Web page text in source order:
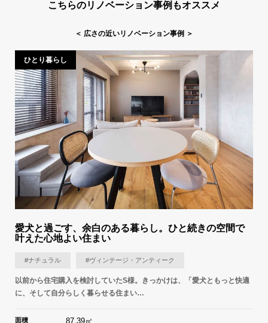
こちらのリノベーション事例もオススメ
＜ 広さの近いリノベーション事例 ＞
ひとり暮らし
愛犬と過ごす、余白のある暮らし。ひと続きの空間で
叶えた心地よい住まい
#ナチュラル #ヴィンテージ・アンティーク
以前から住宅購入を検討していたS様。きっかけは、「愛犬ともっと快適
に、そして自分らしく暮らせる住まい…
面積 87.39㎡